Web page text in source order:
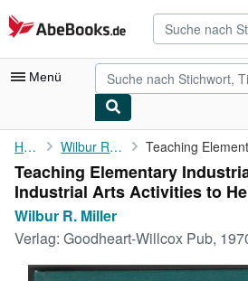
Zum Hauptinhalt
AbeBooks.de
Menü
Nutzerkonto
Meine Bestellungen
Detailsuche
Sammlungen
Antiquarische Bücher
Home Wilbur R. Miller
Teaching Elementary
Industrial Arts Activities to
Wilbur R. Miller
Verlag: Goodheart-Willcox Pub,